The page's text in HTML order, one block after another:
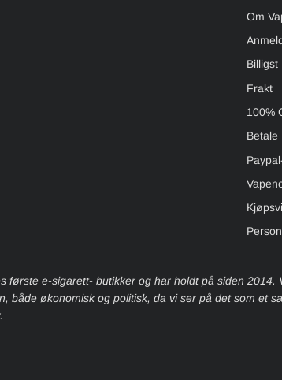
Om
Billigst
Frakt
100%
Betale
første e-sigarett- butikker og har holdt på siden 2014.
både økonomisk og politisk, da vi ser på det som et